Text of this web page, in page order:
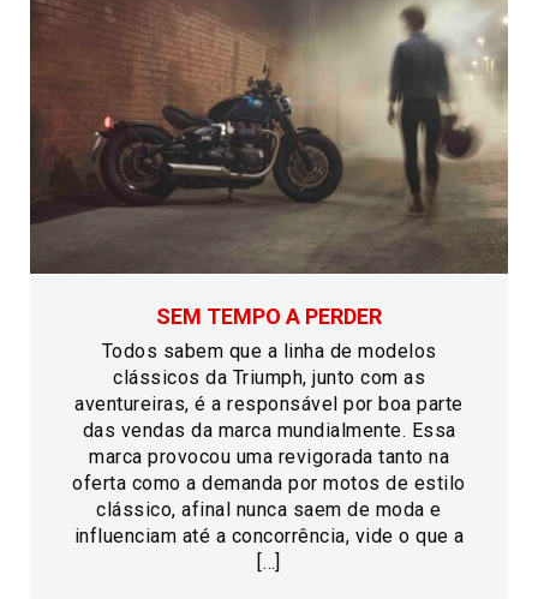
SEM TEMPO A PERDER
Todos sabem que a linha de modelos
clássicos da Triumph, junto com as
aventureiras, é a responsável por boa parte
das vendas da marca mundialmente. Essa
marca provocou uma revigorada tanto na
oferta como a demanda por motos de estilo
clássico, afinal nunca saem de moda e
influenciam até a concorrência, vide o que a
[…]